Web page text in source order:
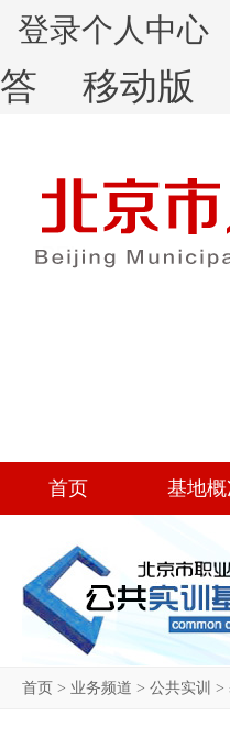
登录个人中心
答
移动版
首页 基地
首页 > 业务频道 > 公共实训 >